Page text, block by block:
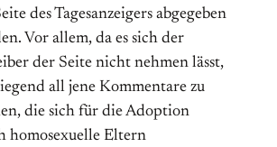
des Tagesanzeigers abgegeben
Vor allem, da es sich der
der Seite nicht nehmen lässt,
all jene Kommentare zu
die sich für die Adoption
homosexuelle Eltern